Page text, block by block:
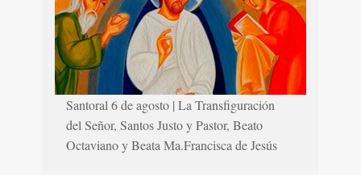
Santoral 6 de agosto | La Transfiguración
del Señor, Santos Justo y Pastor, Beato
Octaviano y Beata Ma.Francisca de Jesús